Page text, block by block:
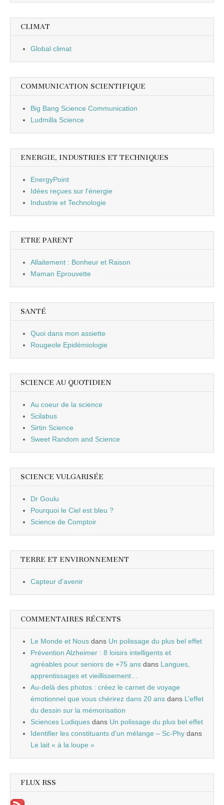
CLIMAT
Global climat
COMMUNICATION SCIENTIFIQUE
Big Bang Science Communication
Ludmilla Science
ENERGIE, INDUSTRIES ET TECHNIQUES
EnergyPoint
Idées reçues sur l'énergie
Industrie et Technologie
ETRE PARENT
Allaitement : Bonheur et Raison
Maman Eprouvette
SANTÉ
Quoi dans mon assiette
Rougeole Epidémiologie
SCIENCE AU QUOTIDIEN
Au coeur de la science
Scilabus
Sirtin Science
Sweet Random and Science
SCIENCE VULGARISÉE
Dr Goulu
Pourquoi le Ciel est bleu ?
Science de Comptoir
TERRE ET ENVIRONNEMENT
Capteur d'avenir
COMMENTAIRES RÉCENTS
Le Monde et Nous dans Un polissage du plus bel effet
Prévention Alzheimer : 8 loisirs intelligents et
agréables pour seniors de +75 ans dans Langues,
apprentissages et vieillissement…
Au-delà des photos : créez le carnet de voyage
émotionnel que vous chérirez dans 20 ans dans L’effet
du dessin sur la mémorisation
Sciences Ludiques dans Un polissage du plus bel effet
Identifier les constituants d’un mélange – Sc-Phy dans
Le lait « à la loupe »
FLUX RSS